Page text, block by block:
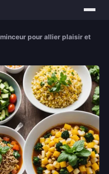
pour allier plaisir et